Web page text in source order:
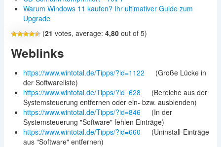
Warum Windows 11 kaufen? Ihr ultimativer Guide zum
Upgrade
(21 votes, average: 4,80out of 5)
Weblinks
https://www.wintotal.de/Tipps/?id=1122
(Große Lücke in
der Softwareliste)
https://www.wintotal.de/Tipps/?id=628
(Bereiche aus der
Systemsteuerung entfernen oder ein- bzw. ausblenden)
https://www.wintotal.de/Tipps/?id=846
(In der
Systemsteuerung "Software" fehlen Einträge)
https://www.wintotal.de/Tipps/?id=660
(Uninstall-Einträge
aus "Software" entfernen)